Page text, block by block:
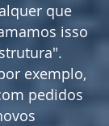
que
isso
exemplo,
pedidos